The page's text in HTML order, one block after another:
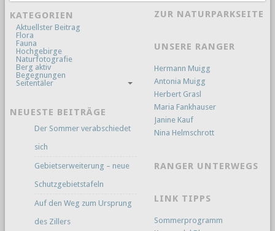
KATEGORIEN
Aktuellster Beitrag
Flora
Fauna
Hochgebirge
Naturfotografie
Berg aktiv
Begegnungen
Seitentäler
NEUESTE BEITRÄGE
Der Sommer verabschiedet
sich
Gebietserweiterung – neue
Schutzgebietstafeln
Auf den Weg zum Ursprung
des Zillers
ZUR NATURPARKSEITE
UNSERE RANGER
Hermann Muigg
Antonia Muigg
Herbert Grasl
Maria Fankhauser
Janine Kauf
Nina Helmschrott
RANGER UNTERWEGS
LINK TIPPS
Sommerprogramm